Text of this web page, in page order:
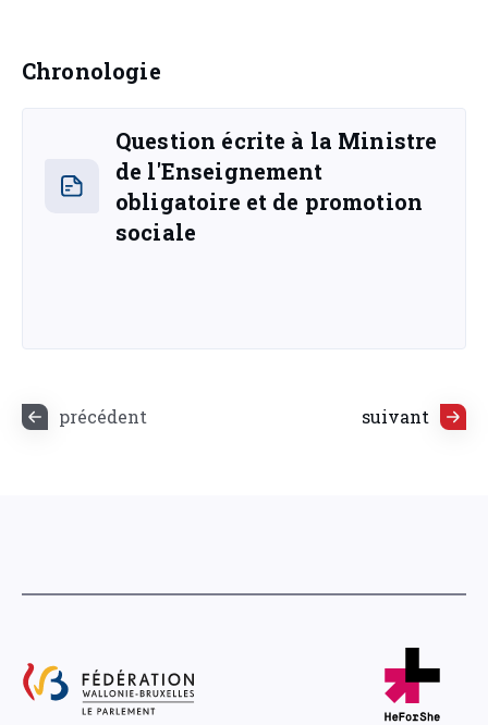
Chronologie
Question écrite à la Ministre
de l'Enseignement
obligatoire et de promotion
sociale
précédent suivant